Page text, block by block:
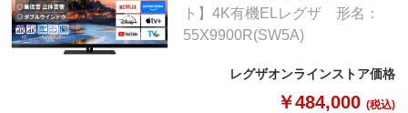
ト】4K有機ELレグザ 形名：
55X9900R(SW5A)
レグザオンラインストア価格
￥484,000 (税込)